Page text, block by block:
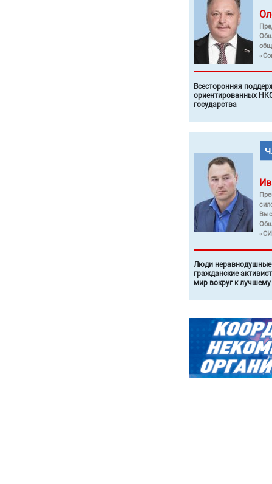
Всесторонняя
ориентированных
государства
Люди неравнодушные
гражданские
мир вокруг к лучшему